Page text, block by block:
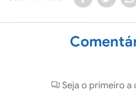
Seja o primeiro a